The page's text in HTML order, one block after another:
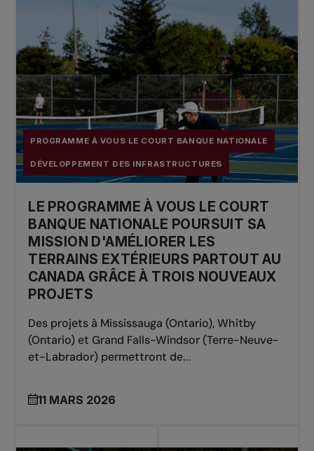
PROGRAMME À VOUS LE COURT BANQUE NATIONALE
DÉVELOPPEMENT DES INFRASTRUCTURES
LE PROGRAMME À VOUS LE COURT
BANQUE NATIONALE POURSUIT SA
MISSION D'AMÉLIORER LES
TERRAINS EXTÉRIEURS PARTOUT AU
CANADA GRÂCE À TROIS NOUVEAUX
PROJETS
Des projets à Mississauga (Ontario), Whitby
(Ontario) et Grand Falls-Windsor (Terre-Neuve-
et-Labrador) permettront de...
11 MARS 2026